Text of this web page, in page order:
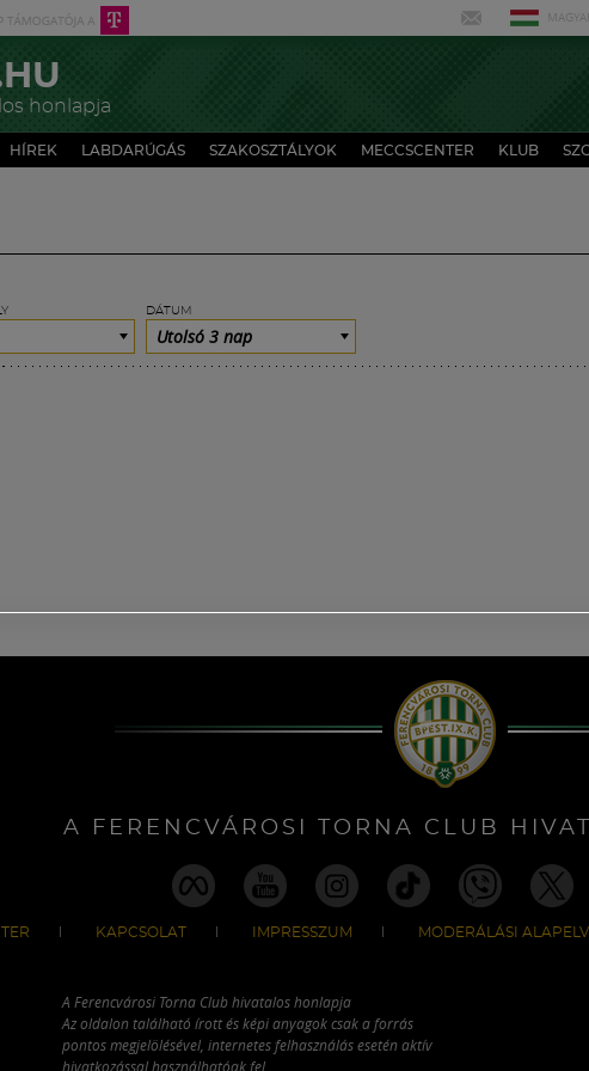
honlapja
HÍREK LABDARÚGÁS SZAKOSZTÁLYOK MECCSCENTER KLUB
DÁTUM
Utolsó 3 nap
A FERENCVÁROSI TORNA CLUB
KAPCSOLAT IMPRESSZUM MODERÁLÁSI
A Ferencvárosi Torna Club hivatalos honlapja
Az oldalon található írott és képi anyagok csak a forrás
pontos megjelölésével, internetes felhasználás esetén aktív
hivatkozással használhatóak fel.